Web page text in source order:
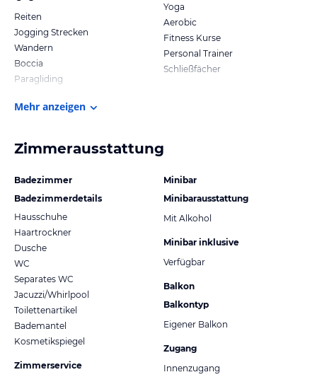
Reiten
Jogging Strecken
Wandern
Boccia
Paragliding
Yoga
Aerobic
Fitness Kurse
Personal Trainer
Schließfächer
Mehr anzeigen
Zimmerausstattung
Badezimmer
Badezimmerdetails
Hausschuhe
Haartrockner
Dusche
WC
Separates WC
Jacuzzi/Whirlpool
Toilettenartikel
Bademantel
Kosmetikspiegel
Zimmerservice
Minibar
Minibarausstattung
Mit Alkohol
Minibar inklusive
Verfügbar
Balkon
Balkontyp
Eigener Balkon
Zugang
Innenzugang